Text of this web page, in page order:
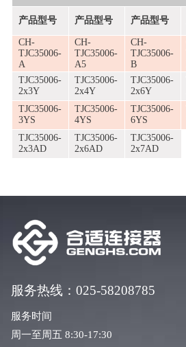
产品型号 产品型号 产品型号
CH-
TJC35006-
A
CH-
TJC35006-
A5
CH-
TJC35006-
B
TJC35006-
2x3Y
TJC35006-
2x4Y
TJC35006-
2x6Y
TJC35006-
3YS
TJC35006-
4YS
TJC35006-
6YS
TJC35006-
2x3AD
TJC35006-
2x6AD
TJC35006-
2x7AD
服务热线：025-58208785
服务时间
周一至周五 8:30-17:30